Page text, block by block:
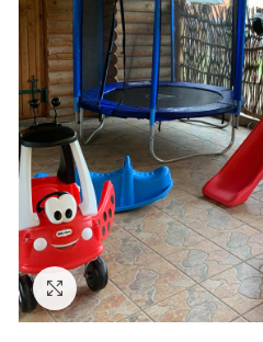
Натисніть, щоб збільшити